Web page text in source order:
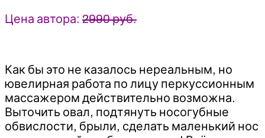
Цена автора: 2990 руб.
Как бы это не казалось нереальным, но
ювелирная работа по лицу перкуссионным
массажером действительно возможна.
Выточить овал, подтянуть носогубные
обвислости, брыли, сделать маленький нос